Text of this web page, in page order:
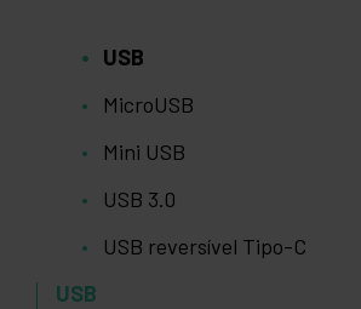
USB
MicroUSB
Mini USB
USB 3.0
USB reversível Tipo-C
USB